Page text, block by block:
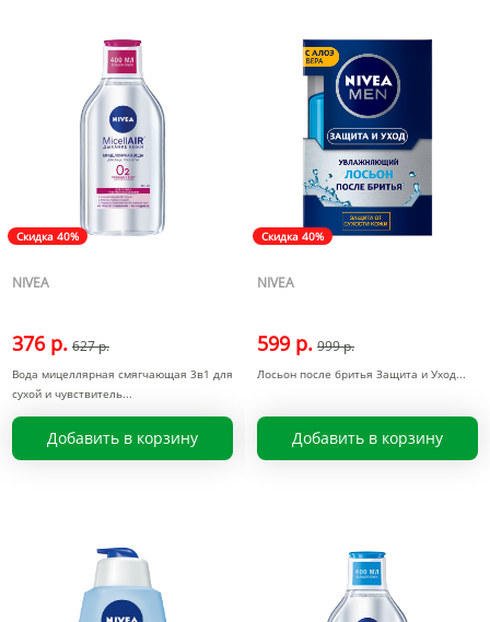
Скидка 40%
NIVEA
376 р. 627 р.
Вода мицеллярная смягчающая 3в1 для
сухой и чувствитель
Добавить в корзину
Скидка 40%
NIVEA
599 р. 999 р.
Лосьон после бритья Защита и Уход
Добавить в корзину